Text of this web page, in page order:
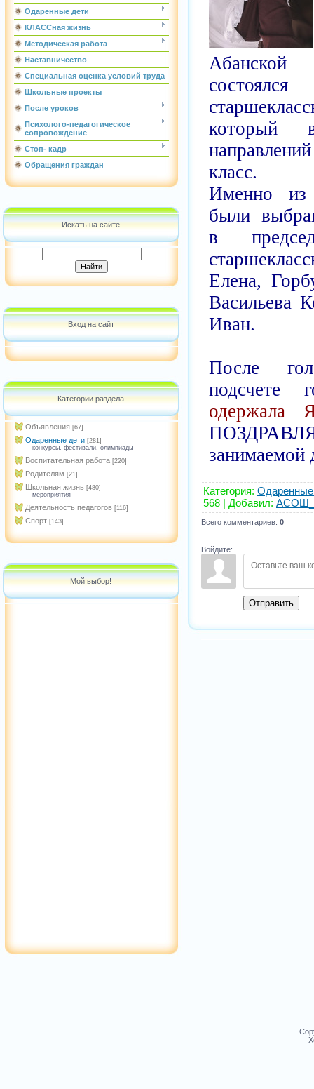
Одаренные дети
КЛАССная жизнь
Методическая работа
Наставничество
Специальная оценка условий труда
Школьные проекты
После уроков
Психолого-педагогическое
сопровождение
Стоп- кадр
Обращения граждан
Искать на сайте
Вход на сайт
Категории раздела
Объявления [67]
Одаренные дети [281]
конкурсы, фестивали, олимпиады
Воспитательная работа [220]
Родителям [21]
Школьная жизнь [480]
мероприятия
Деятельность педагогов [116]
Спорт [143]
Мой выбор!
который
класс.
Именно из
были
в
Елена,
Васильева
Иван.
После
подсчете
одержала
занимаемой
Категория: Одаренные
568 | Добавил:
Всего комментариев: 0
Войдите:
Отправить